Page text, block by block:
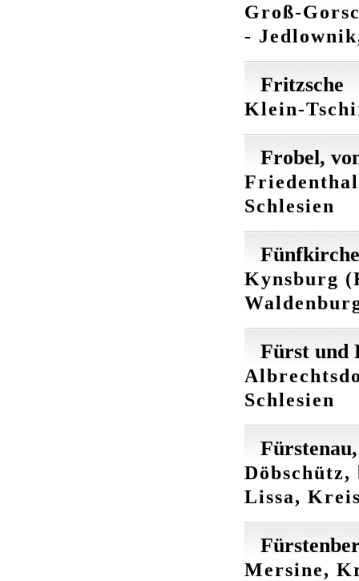
Groß-
-
Fritzsche
Klein-
Frobel,
Schlesien
Kynsburg
Fürst und
Schlesien
Döbschütz,
Lissa,
Mersine,